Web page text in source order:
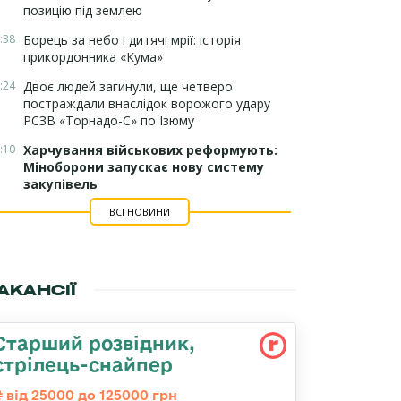
позицію під землею
Борець за небо і дитячі мрії: історія
прикордонника «Кума»
Двоє людей загинули, ще четверо
постраждали внаслідок ворожого удару
РСЗВ «Торнадо-С» по Ізюму
Харчування військових реформують:
Міноборони запускає нову систему
закупівель
ВСІ НОВИНИ
pозвідник,
снайпеp
від 25000 до 125000 грн